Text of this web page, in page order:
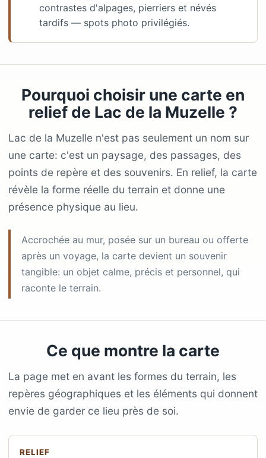
contrastes d'alpages, pierriers et névés
tardifs — spots photo privilégiés.
Pourquoi choisir une carte en
relief de Lac de la Muzelle ?
Lac de la Muzelle n'est pas seulement un nom sur
une carte: c'est un paysage, des passages, des
points de repère et des souvenirs. En relief, la carte
révèle la forme réelle du terrain et donne une
présence physique au lieu.
Accrochée au mur, posée sur un bureau ou offerte
après un voyage, la carte devient un souvenir
tangible: un objet calme, précis et personnel, qui
raconte le terrain.
Ce que montre la carte
La page met en avant les formes du terrain, les
repères géographiques et les éléments qui donnent
envie de garder ce lieu près de soi.
RELIEF